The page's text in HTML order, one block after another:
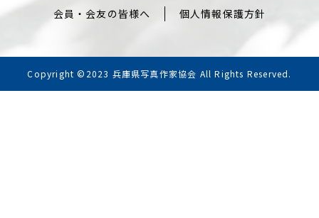
会員・会友の皆様へ 個人情報保護方針
Copyright ©2023 兵庫県写真作家協会 All Rights Reserved.